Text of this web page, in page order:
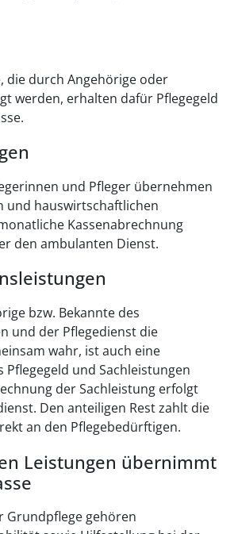
die durch Angehörige oder
werden, erhalten dafür Pflegegeld
und Pfleger übernehmen
und hauswirtschaftlichen
Kassenabrechnung
den ambulanten Dienst.
bzw. Bekannte des
und der Pflegedienst die
wahr, ist auch eine
Pflegegeld und Sachleistungen
der Sachleistung erfolgt
Den anteiligen Rest zahlt die
an den Pflegebedürftigen.
Leistungen übernimmt
Grundpflege gehören